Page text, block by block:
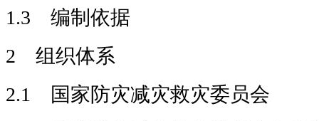
1.3 编制依据
2 组织体系
2.1 国家防灾减灾救灾委员会